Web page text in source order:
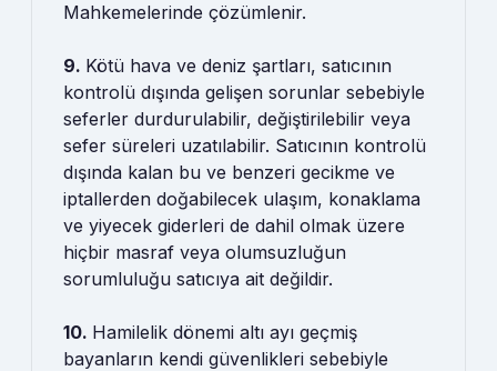
Mahkemelerinde çözümlenir.
9. Kötü hava ve deniz şartları, satıcının
kontrolü dışında gelişen sorunlar sebebiyle
seferler durdurulabilir, değiştirilebilir veya
sefer süreleri uzatılabilir. Satıcının kontrolü
dışında kalan bu ve benzeri gecikme ve
iptallerden doğabilecek ulaşım, konaklama
ve yiyecek giderleri de dahil olmak üzere
hiçbir masraf veya olumsuzluğun
sorumluluğu satıcıya ait değildir.
10. Hamilelik dönemi altı ayı geçmiş
bayanların kendi güvenlikleri sebebiyle